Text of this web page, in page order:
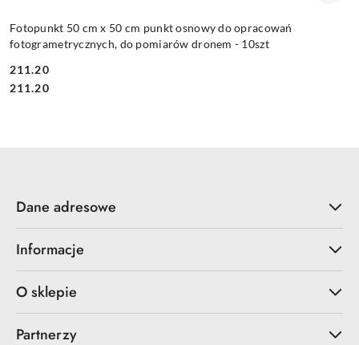
Fotopunkt 50 cm x 50 cm punkt osnowy do opracowań
fotogrametrycznych, do pomiarów dronem - 10szt
Cena:
211.20
Cena:
211.20
Dane adresowe
Informacje
O sklepie
Partnerzy